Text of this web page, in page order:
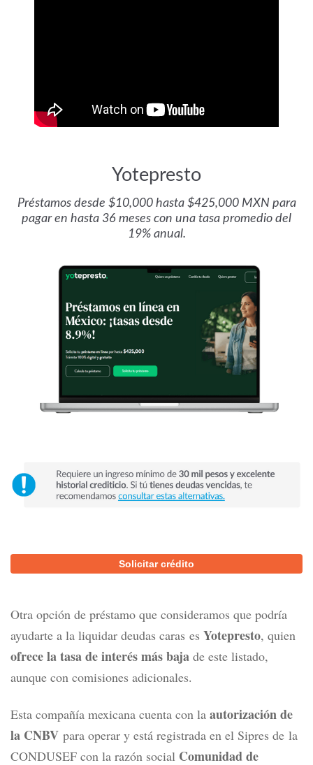
Yotepresto
Préstamos desde $10,000 hasta $425,000 MXN para
pagar en hasta 36 meses con una tasa promedio del
19% anual.
Solicitar crédito
Otra opción de préstamo que consideramos que podría
ayudarte a la liquidar deudas caras es Yotepresto, quien
ofrece la tasa de interés más baja de este listado,
aunque con comisiones adicionales.
Esta compañía mexicana cuenta con la autorización de
la CNBV para operar y está registrada en el Sipres de la
CONDUSEF con la razón social Comunidad de